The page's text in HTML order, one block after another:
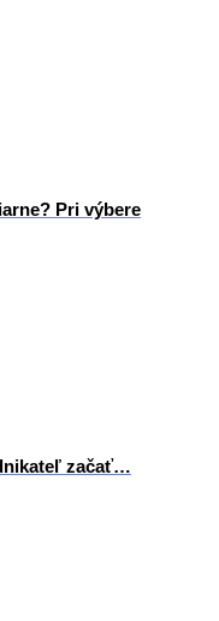
Pri výbere
začať…